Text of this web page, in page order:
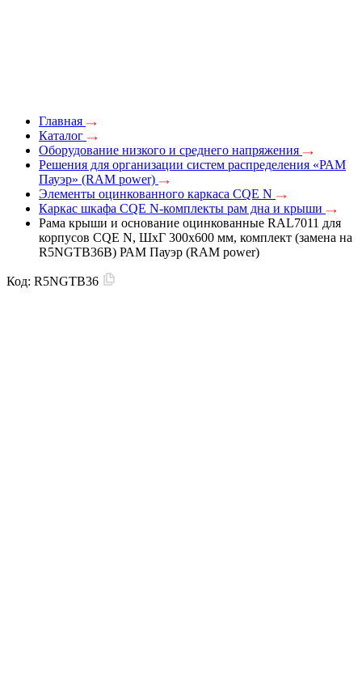
Главная
Каталог
Оборудование низкого и среднего напряжения
Решения для организации систем распределения «РАМ
Пауэр» (RAM power)
Элементы оцинкованного каркаса CQE N
Каркас шкафа CQE N-комплекты рам дна и крыши
Рама крыши и основание оцинкованные RAL7011 для
корпусов CQE N, ШхГ 300х600 мм, комплект (замена на
R5NGTB36B) РАМ Пауэр (RAM power)
Код: R5NGTB36